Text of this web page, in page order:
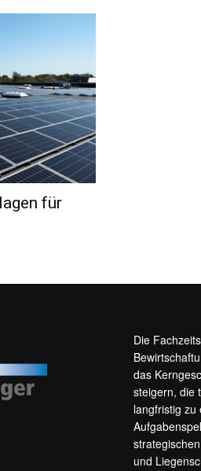
für
Die
das
steigern, die
langfristig zu
und